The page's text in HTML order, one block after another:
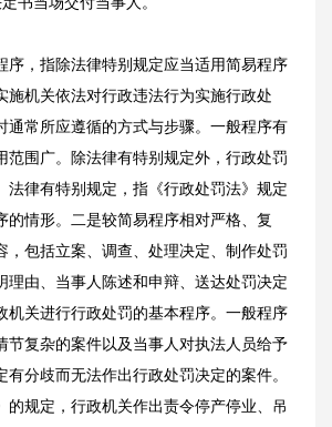
序，指除法律特别规定应当适用简易程序
施机关依法对行政违法行为实施行政处
通常所应遵循的方式与步骤。一般程序有
范围广。除法律有特别规定外，行政处罚
法律有特别规定，指《行政处罚法》规定
的情形。二是较简易程序相对严格、复
，包括立案、调查、处理决定、制作处罚
理由、当事人陈述和申辩、送达处罚决定
机关进行行政处罚的基本程序。一般程序
节复杂的案件以及当事人对执法人员给予
有分歧而无法作出行政处罚决定的案件。
的规定，行政机关作出责令停产停业、吊